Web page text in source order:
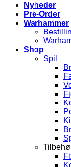
Nyheder
Pre-Order
Warhammer
Shop
Spil